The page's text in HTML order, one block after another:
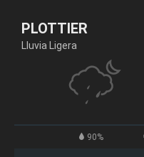
PLOTTIER
Lluvia Ligera
90%